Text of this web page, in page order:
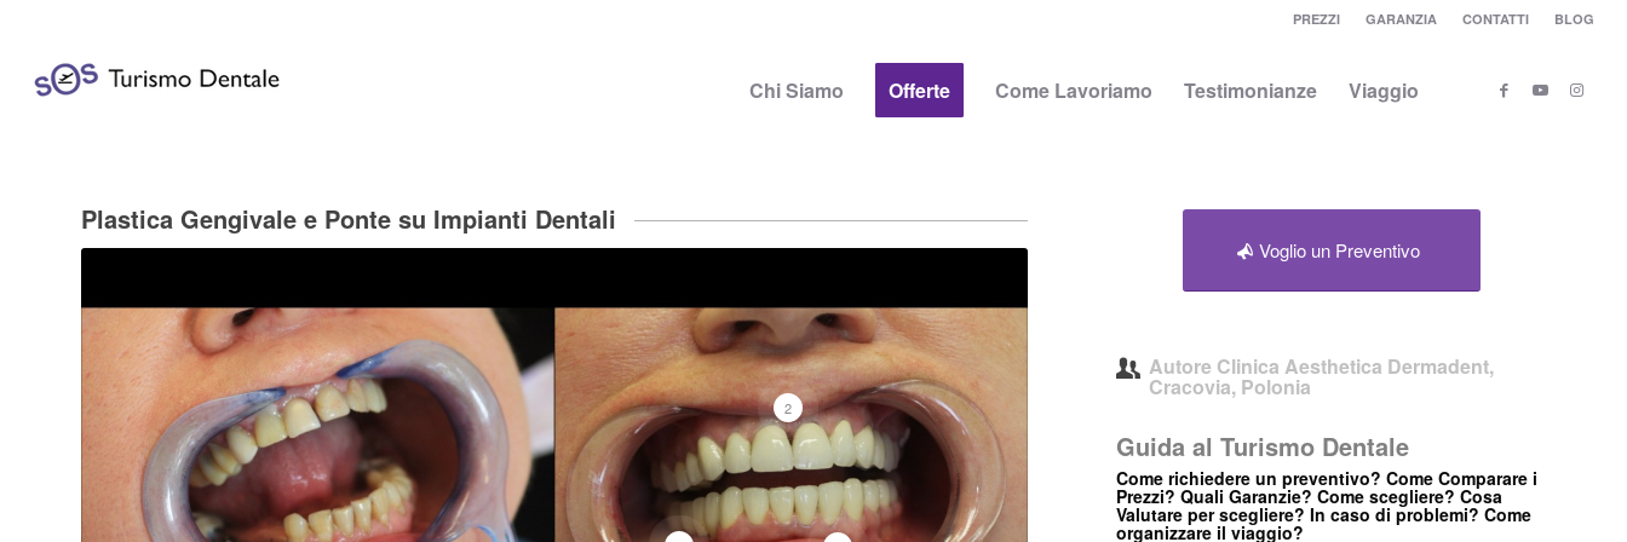
PREZZI GARANZIA CONTATTI BLOG
Chi Siamo Offerte Come Lavoriamo Testimonianze Viaggio
Plastica Gengivale e Ponte su Impianti Dentali
2
Voglio un Preventivo
Autore Clinica Aesthetica Dermadent,
Cracovia, Polonia
Guida al Turismo Dentale
Come richiedere un preventivo? Come Comparare i
Prezzi? Quali Garanzie? Come scegliere? Cosa
Valutare per scegliere? In caso di problemi? Come
organizzare il viaggio?